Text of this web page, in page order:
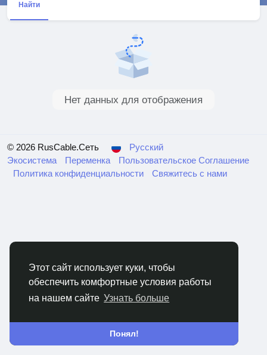
Этот сайт использует куки, чтобы
обеспечить комфортные условия работы
на нашем сайте Узнать больше
Понял!
Найти
Нет данных для отображения
© 2026 RusCable.Сеть
Русский
Экосистема
Переменка
Пользовательское Соглашение
Политика конфиденциальности
Свяжитесь с нами